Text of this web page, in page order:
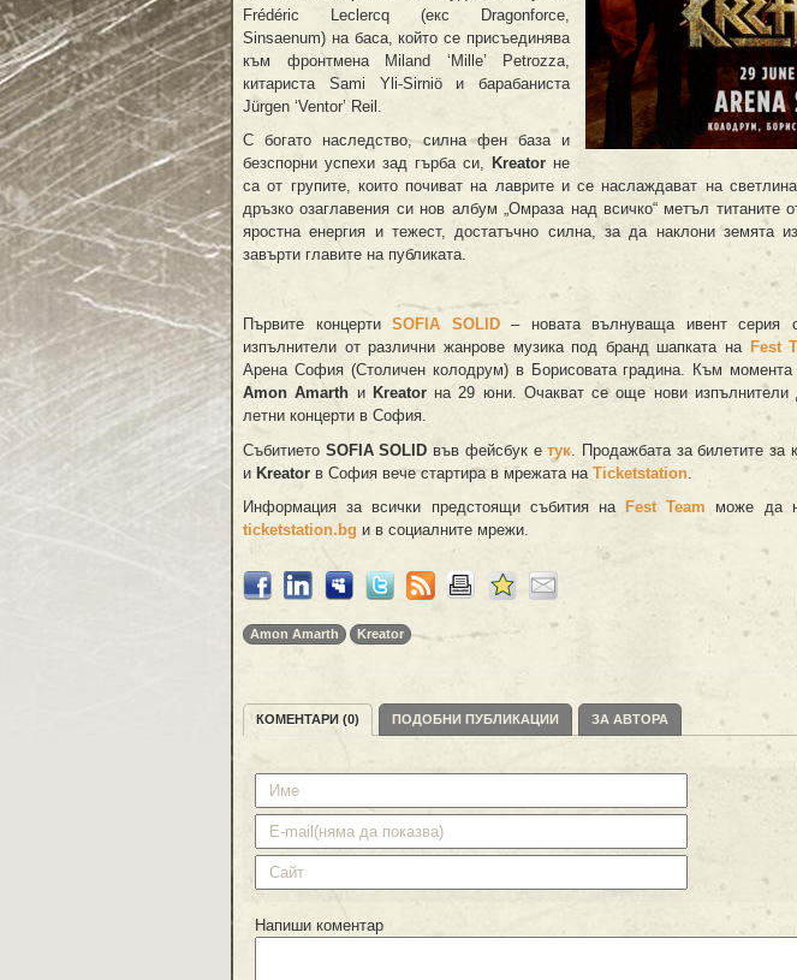
Frédéric Leclercq (екс Dragonforce,
Sinsaenum) на баса, който се присъединява
към фронтмена Miland ‘Mille’ Petrozza,
китариста Sami Yli-Sirniö и барабаниста
Jürgen ‘Ventor’ Reil.
С богато наследство, силна фен база и
безспорни успехи зад гърба си, Kreator не
са от групите, които почиват на лаврите и се наслаждават на
дръзко озаглавения си нов албум „Омраза над всичко“ метъл титаните
яростна енергия и тежест, достатъчно силна, за да наклони земята
завърти главите на публиката.
Първите концертиSOFIA SOLID– новата вълнуваща ивент серия с
изпълнители от различни жанрове музика под бранд шапката на Fest
Арена София (Столичен колодрум) в Борисовата градина. Към момента
Amon Amarth иKreatorна 29 юни. Очакват се още нови изпълнители
летни концерти в София.
Събитието SOFIA SOLID във фейсбук етук . Продажбата за билетите за
и Kreator в София вече стартира в мрежата на Ticketstation
Информация за всички предстоящи събития на Fest Team може да
ticketstation.bg и в социалните мрежи.
Amon Amarth Kreator
КОМЕНТАРИ (0) ПОДОБНИ ПУБЛИКАЦИИ ЗА АВТОРА
Напиши коментар